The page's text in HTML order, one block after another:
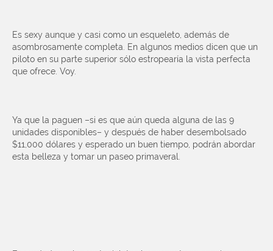
Es sexy aunque y casi como un esqueleto, además de
asombrosamente completa. En algunos medios dicen que un
piloto en su parte superior sólo estropearía la vista perfecta
que ofrece. Voy.
Ya que la paguen –si es que aún queda alguna de las 9
unidades disponibles– y después de haber desembolsado
$11,000 dólares y esperado un buen tiempo, podrán abordar
esta belleza y tomar un paseo primaveral.